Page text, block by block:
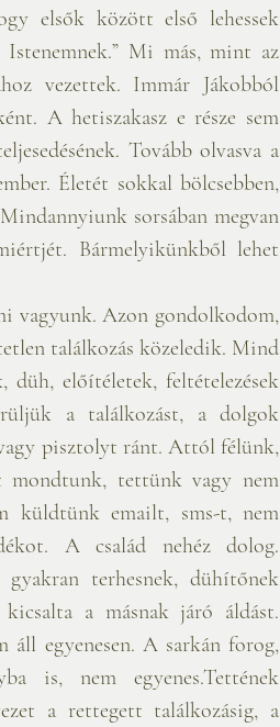
elsők között első lehessek
Mi más, mint az
vezettek. Immár Jákobból
A hetiszakasz e része sem
Tovább olvasva a
Életét sokkal bölcsebben,
sorsában megvan
Bármelyikünkből lehet
vagyunk. Azon gondolkodom,
találkozás közeledik. Mind
düh, előítéletek, feltételezések
a találkozást, a dolgok
pisztolyt ránt. Attól félünk,
mondtunk, tettünk vagy nem
küldtünk emailt, sms-t, nem
A család nehéz dolog.
terhesnek, dühítőnek
a másnak járó áldást.
áll egyenesen. A sarkán forog,
is, nem egyenes.Tettének
a rettegett találkozásig, a